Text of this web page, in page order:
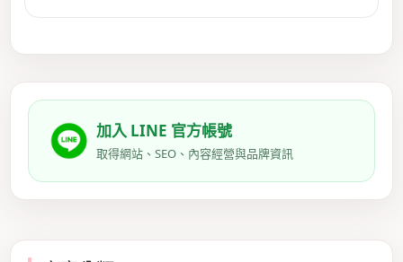
加入 LINE 官方帳號
取得網站、SEO、內容經營與品牌資訊